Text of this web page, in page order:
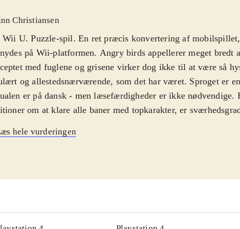
Christiansen
U. Puzzle-spil. En ret præcis konvertering af mobilspillet,
på Wii-platformen. Angry birds appellerer meget bredt
med fuglene og grisene virker dog ikke til at være så
og allestedsnærværende, som det har været. Sproget er
er på dansk - men læsefærdigheder er ikke nødvendige.
om at klare alle baner med topkarakter, er
PEGI: 3.
i Star wars-udgaven er i mine øjne det bedste Angry
humoren og letheden fra det originale spil er bevaret
baner, som følger handlingen fra den første Star wars-trilogi.
hele vurderingen